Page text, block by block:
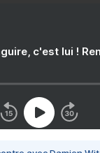
c'est lui !